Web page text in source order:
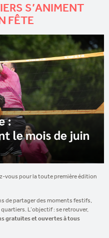
S’ANIMENT
FÊTE
vous pour la toute première édition
de partager des moments festifs,
L’objectif : se retrouver,
gratuites et ouvertes à tous